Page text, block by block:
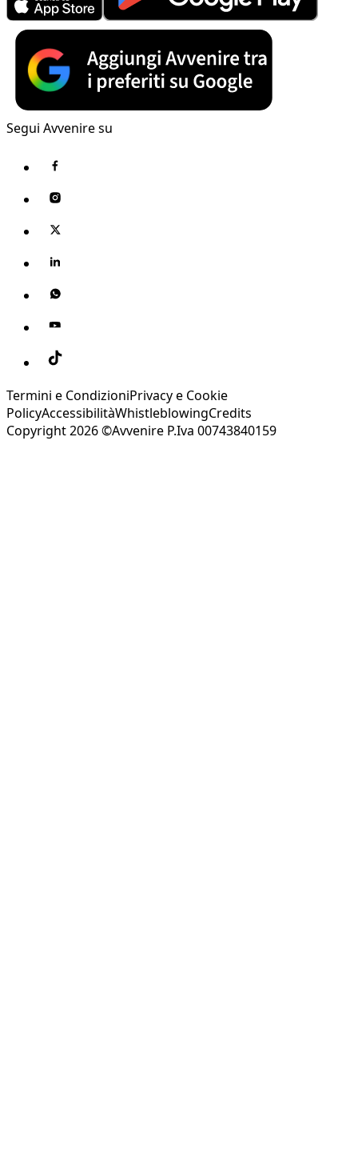
Segui Avvenire su
Termini e CondizioniPrivacy e Cookie
PolicyAccessibilitàWhistleblowingCredits
Copyright 2026 ©Avvenire P.Iva 00743840159